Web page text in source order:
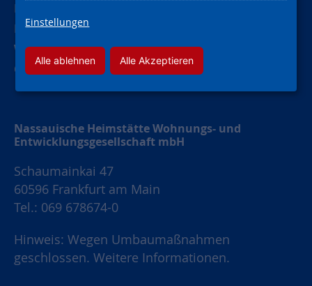
Impressum
Datenschutz
Widerruf Werbung
Cookie-Einstellungen
Nassauische Heimstätte Wohnungs- und
Entwicklungsgesellschaft mbH
Schaumainkai 47
60596 Frankfurt am Main
Tel.: 069 678674-0
Hinweis: Wegen Umbaumaßnahmen
geschlossen. Weitere Informationen.
Einstellungen
Alle ablehnen Alle Akzeptieren